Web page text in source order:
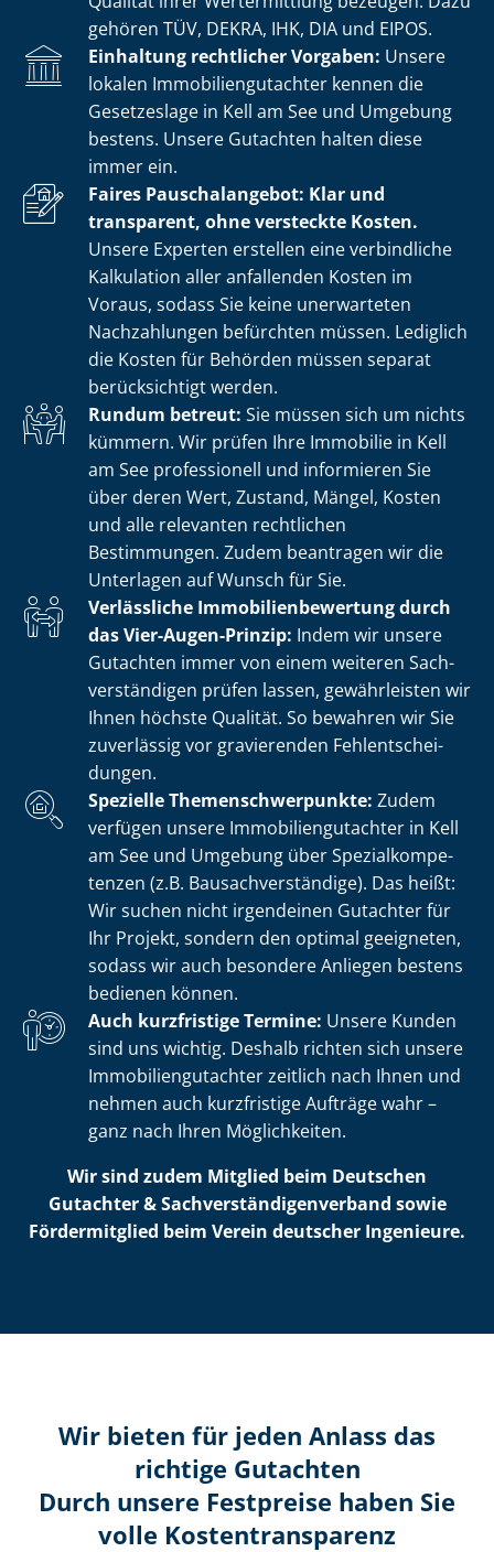
gehören TÜV, DEKRA, IHK, DIA und EIPOS.
Einhaltung rechtlicher Vorgaben: Unsere
lokalen Im­mo­bi­li­en­gut­ach­ter kennen die
Gesetzeslage in Kell am See und Umgebung
bestens. Unsere Gutachten halten diese
immer ein.
Faires Pauschalangebot: Klar und
transparent, ohne versteckte Kosten.
Unsere Experten erstellen eine verbindliche
Kalkulation aller anfallenden Kosten im
Voraus, sodass Sie keine unerwarteten
Nachzahlungen befürchten müssen. Lediglich
die Kosten für Behörden müssen separat
berücksichtigt werden.
Rundum betreut: Sie müssen sich um nichts
kümmern. Wir prüfen Ihre Immobilie in Kell
am See professionell und informieren Sie
über deren Wert, Zustand, Mängel, Kosten
und alle relevanten rechtlichen
Bestimmungen. Zudem beantragen wir die
Unterlagen auf Wunsch für Sie.
Verlässliche Im­mo­bi­li­en­be­wer­tung durch
das Vier-Augen-Prinzip: Indem wir unsere
Gutachten immer von einem weiteren Sach­
ver­stän­di­gen prüfen lassen, gewährleisten wir
Ihnen höchste Qualität. So bewahren wir Sie
zuverlässig vor gravierenden Fehl­ent­schei­
dun­gen.
Spezielle The­men­schwer­punk­te: Zudem
verfügen unsere Im­mo­bi­li­en­gut­ach­ter in Kell
am See und Umgebung über Spe­zi­al­kom­pe­
ten­zen (z.B. Bau­sach­ver­stän­di­ge). Das heißt:
Wir suchen nicht irgendeinen Gutachter für
Ihr Projekt, sondern den optimal geeigneten,
sodass wir auch besondere Anliegen bestens
bedienen können.
Auch kurzfristige Termine: Unsere Kunden
sind uns wichtig. Deshalb richten sich unsere
Im­mo­bi­li­en­gut­ach­ter zeitlich nach Ihnen und
nehmen auch kurzfristige Aufträge wahr –
ganz nach Ihren Möglichkeiten.
Wir sind zudem Mitglied beim Deutschen
Gutachter & Sach­ver­stän­di­gen­ver­band sowie
Fördermitglied beim Verein deutscher Ingenieure.
Wir bieten für jeden Anlass das
richtige Gutachten
Durch unsere Festpreise haben Sie
volle Kosten­transparenz